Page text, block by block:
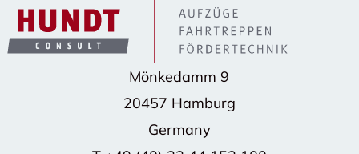
Mönkedamm 9
20457 Hamburg
Germany